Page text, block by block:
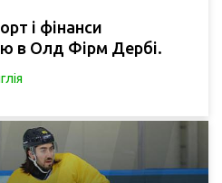
і фінанси
в Олд Фірм Дербі.